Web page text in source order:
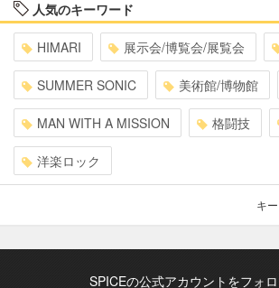
人気のキーワード
HIMARI 展示会/博覧会/展覧会
SUMMER SONIC 美術館/博物館
MAN WITH A MISSION 格闘技
洋楽ロック
キ
SPICEの公式アカウントをフォ